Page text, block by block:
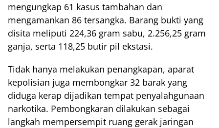
mengungkap 61 kasus tambahan dan
mengamankan 86 tersangka. Barang bukti yang
disita meliputi 224,36 gram sabu, 2.256,25 gram
ganja, serta 118,25 butir pil ekstasi.
Tidak hanya melakukan penangkapan, aparat
kepolisian juga membongkar 32 barak yang
diduga kerap dijadikan tempat penyalahgunaan
narkotika. Pembongkaran dilakukan sebagai
langkah mempersempit ruang gerak jaringan